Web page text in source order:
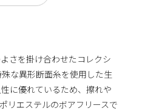
さを掛け合わせたコレクシ
な異形断面糸を使用した生
に優れているため、擦れや
リエステルのボアフリースで